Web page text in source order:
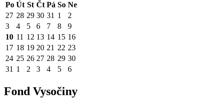
Po Út St Čt Pá So Ne
27 28 29 30 31 1
2
3
4 5 6 7 8
9
10 11 12 13 14 15 16
17 18 19 20 21 22 23
24 25 26 27 28 29 30
31 1 2 3 4 5 6
Fond Vysočiny